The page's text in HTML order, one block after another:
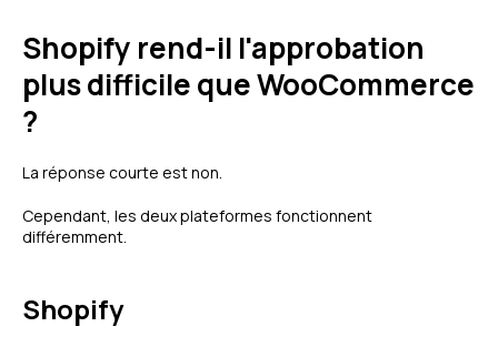
Shopify rend-il l'approbation
plus difficile que WooCommerce
?
La réponse courte est non.
Cependant, les deux plateformes fonctionnent
différemment.
Shopify